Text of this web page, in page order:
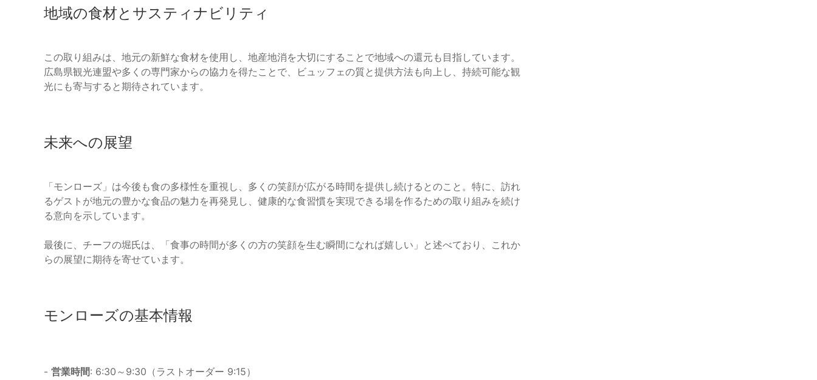
地域の食材とサスティナビリティ
この取り組みは、地元の新鮮な食材を使用し、地産地消を大切にすることで地域への還元も目指しています。
広島県観光連盟や多くの専門家からの協力を得たことで、ビュッフェの質と提供方法も向上し、持続可能な観
光にも寄与すると期待されています。
未来への展望
「モンローズ」は今後も食の多様性を重視し、多くの笑顔が広がる時間を提供し続けるとのこと。特に、訪れ
るゲストが地元の豊かな食品の魅力を再発見し、健康的な食習慣を実現できる場を作るための取り組みを続け
る意向を示しています。
最後に、チーフの堀氏は、「食事の時間が多くの方の笑顔を生む瞬間になれば嬉しい」と述べており、これか
らの展望に期待を寄せています。
モンローズの基本情報
- 営業時間: 6:30～9:30（ラストオーダー 9:15）